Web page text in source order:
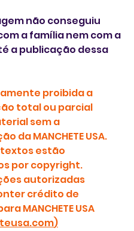
não conseguiu
a família nem com a
a publicação dessa
proibida a
total ou parcial
sem a
da MANCHETE USA.
textos estão
por copyright.
autorizadas
crédito de
MANCHETE USA
)